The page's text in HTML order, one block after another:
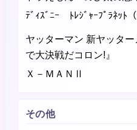
ﾃﾞｨｽﾞﾆｰ ﾄﾚｼﾞｬｰﾌﾟﾗﾈｯﾄ
ヤッターマン 新ヤッタ
で大決戦だコロン!』
Ｘ－ＭＡＮⅡ
その他